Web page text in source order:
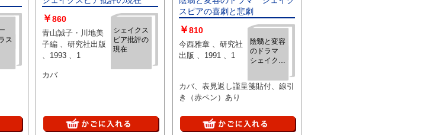
ス
シェイクス
ピア批評の
現在
￥860
青山誠子・川地美
子編 、研究社出版
、1993 、1
カバ
スピアの喜劇と悲劇
陰翳と変容
のドラマ
シェイクス
と悲劇
￥810
今西雅章 、研究社
出版 、1991 、1
カバ、表見返し謹呈箋貼付、線引
き（赤ペン）あり